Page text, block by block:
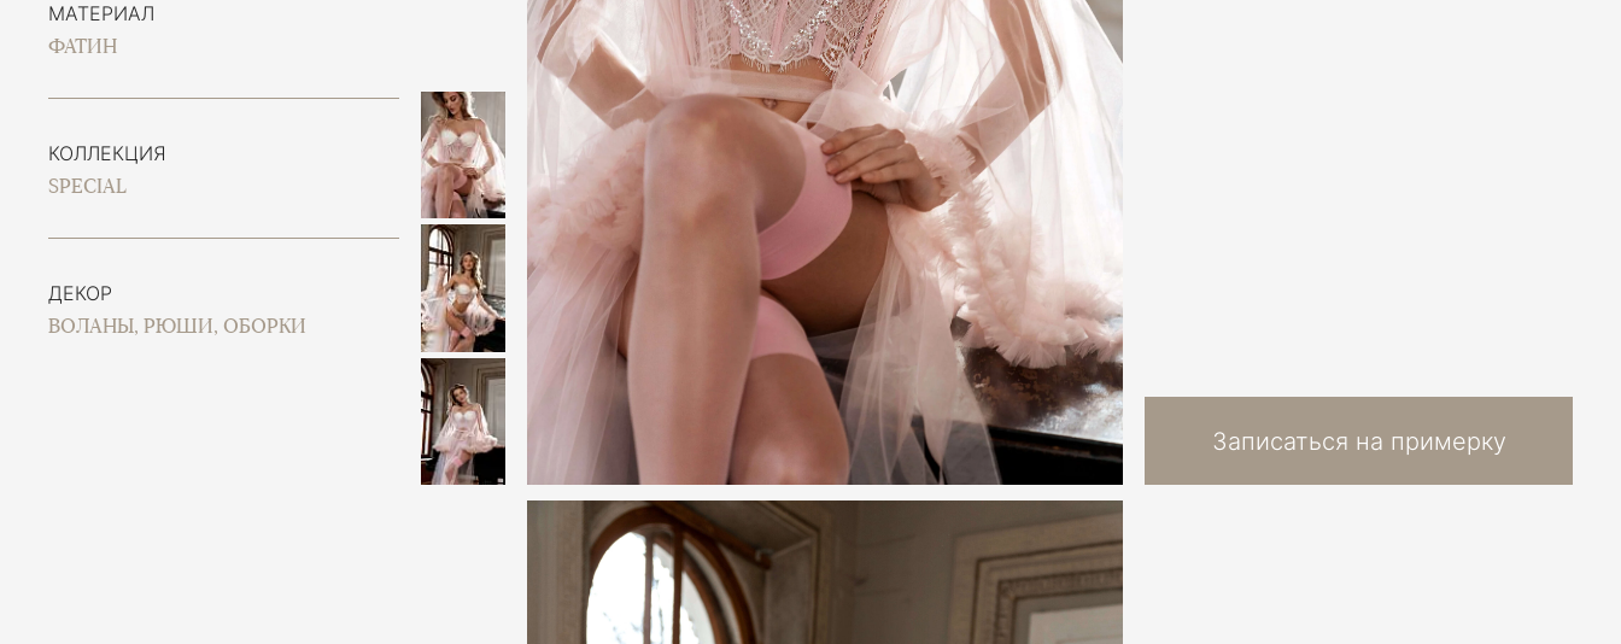
МАТЕРИАЛ
ФАТИН
КОЛЛЕКЦИЯ
SPECIAL
ДЕКОР
ВОЛАНЫ, РЮШИ, ОБОРКИ
Записаться на примерку